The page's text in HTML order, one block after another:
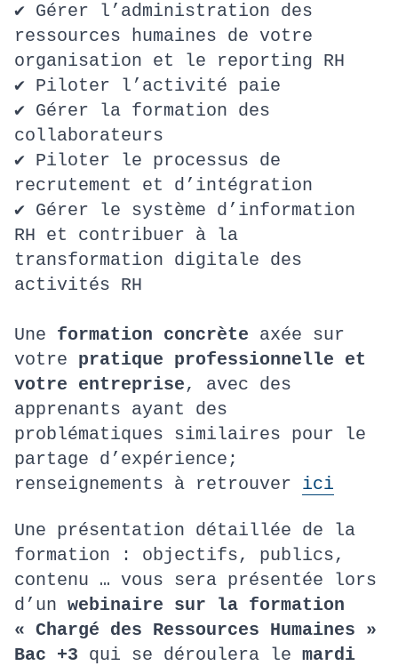
✔ Gérer l’administration des
ressources humaines de votre
organisation et le reporting RH
✔ Piloter l’activité paie
✔ Gérer la formation des
collaborateurs
✔ Piloter le processus de
recrutement et d’intégration
✔ Gérer le système d’information
RH et contribuer à la
transformation digitale des
activités RH
Une formation concrète axée sur
votre pratique professionnelle et
votre entreprise, avec des
apprenants ayant des
problématiques similaires pour le
partage d’expérience;
renseignements à retrouver ici
Une présentation détaillée de la
formation : objectifs, publics,
contenu … vous sera présentée lors
d’un webinaire sur la formation
« Chargé des Ressources Humaines »
Bac +3 qui se déroulera le mardi